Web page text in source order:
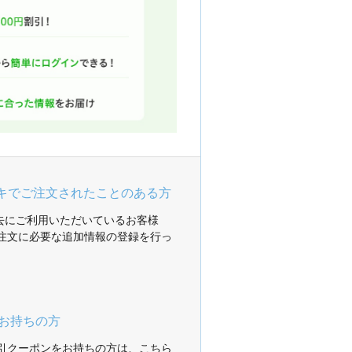
でご注文されたことのある方
ご利用いただいているお客様
文に必要な追加情報の登録を行っ
持ちの方
クーポンをお持ちの方は、こちら